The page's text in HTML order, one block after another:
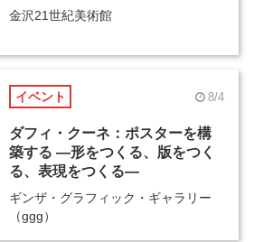
金沢21世紀美術館
イベント 8/4
ダフィ・クーネ：ポスターを構
築する ―形をつくる、版をつく
る、表現をつくる―
ギンザ・グラフィック・ギャラリー
（ggg）